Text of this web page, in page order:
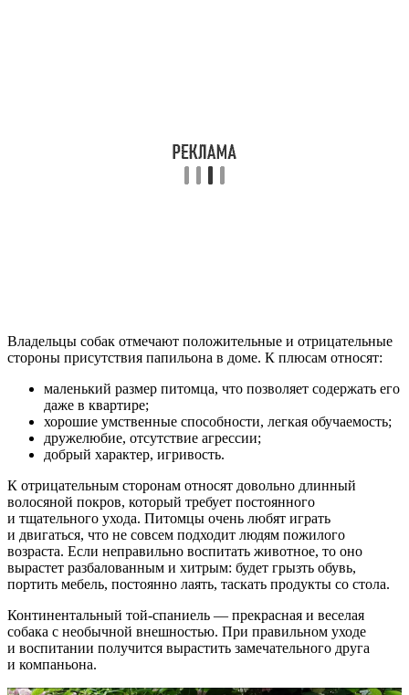
Владельцы собак отмечают положительные и отрицательные
стороны присутствия папильона в доме. К плюсам относят:
маленький размер питомца, что позволяет содержать его
даже в квартире;
хорошие умственные способности, легкая обучаемость;
дружелюбие, отсутствие агрессии;
добрый характер, игривость.
К отрицательным сторонам относят довольно длинный
волосяной покров, который требует постоянного
и тщательного ухода. Питомцы очень любят играть
и двигаться, что не совсем подходит людям пожилого
возраста. Если неправильно воспитать животное, то оно
вырастет разбалованным и хитрым: будет грызть обувь,
портить мебель, постоянно лаять, таскать продукты со стола.
Континентальный той-спаниель — прекрасная и веселая
собака с необычной внешностью. При правильном уходе
и воспитании получится вырастить замечательного друга
и компаньона.